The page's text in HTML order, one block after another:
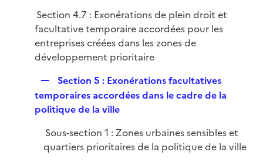
Section 4.7 : Exonérations de plein droit et
facultative temporaire accordées pour les
entreprises créées dans les zones de
développement prioritaire
e
p
i
e
Section 5 : Exonérations facultatives
temporaires accordées dans le cadre de la
politique de la ville
Sous-section 1 : Zones urbaines sensibles et
quartiers prioritaires de la politique de la ville